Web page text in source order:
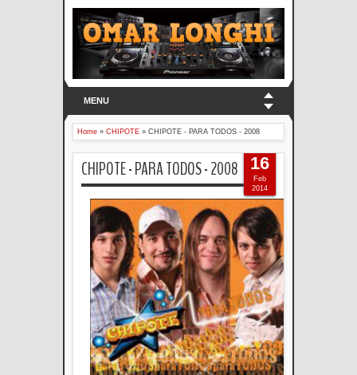
MENU
Home » CHIPOTE » CHIPOTE - PARA TODOS - 2008
CHIPOTE - PARA TODOS - 2008 16
Feb
2014